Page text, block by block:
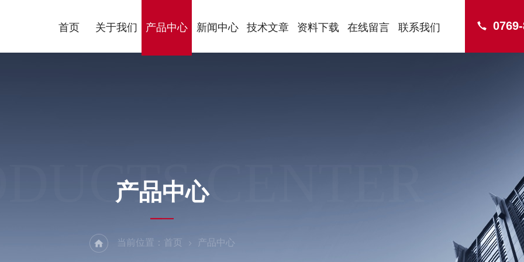
首页 关于我们 产品中心 新闻中心 技术文章 资料下载 在线留言 联系我们
CENTER
产品中心
当前位置： 首页 产品中心